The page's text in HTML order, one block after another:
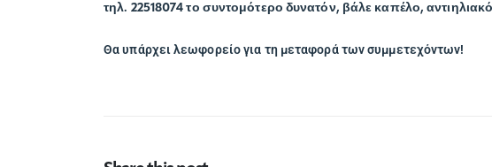
τηλ. 22518074 το συντομότερο δυνατόν, βάλε καπέλο,
Θα υπάρχει λεωφορείο για τη μεταφορά των συμμετεχόντων!